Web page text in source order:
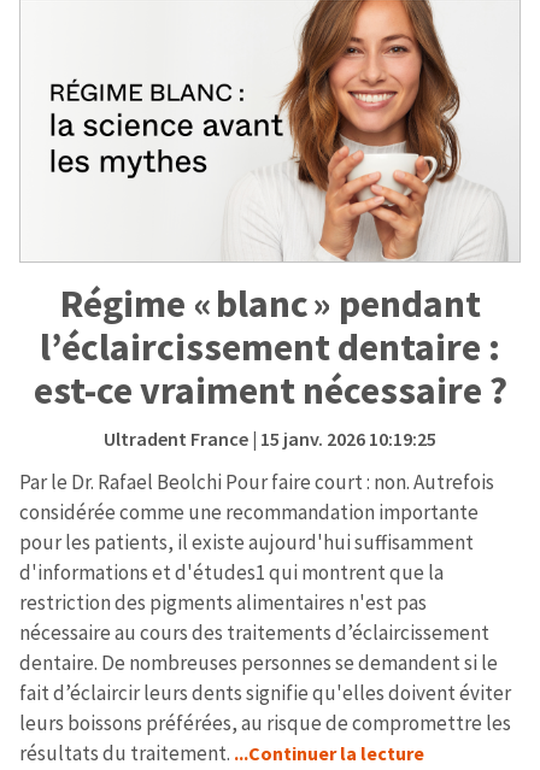
Régime « blanc » pendant
l’éclaircissement dentaire :
est-ce vraiment nécessaire ?
Ultradent France| 15 janv. 2026 10:19:25
Par le Dr. Rafael Beolchi Pour faire court : non. Autrefois
considérée comme une recommandation importante
pour les patients, il existe aujourd'hui suffisamment
d'informations et d'études1 qui montrent que la
restriction des pigments alimentaires n'est pas
nécessaire au cours des traitements d’éclaircissement
dentaire. De nombreuses personnes se demandent si le
fait d’éclaircir leurs dents signifie qu'elles doivent éviter
leurs boissons préférées, au risque de compromettre les
résultats du traitement. ...Continuer la lecture